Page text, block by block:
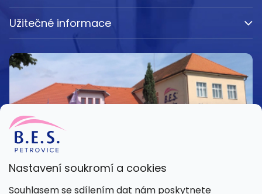
Nastavení soukromí a cookies
Souhlasem se sdílením dat nám poskytnete
Užitečné informace
Kamenná prodejna